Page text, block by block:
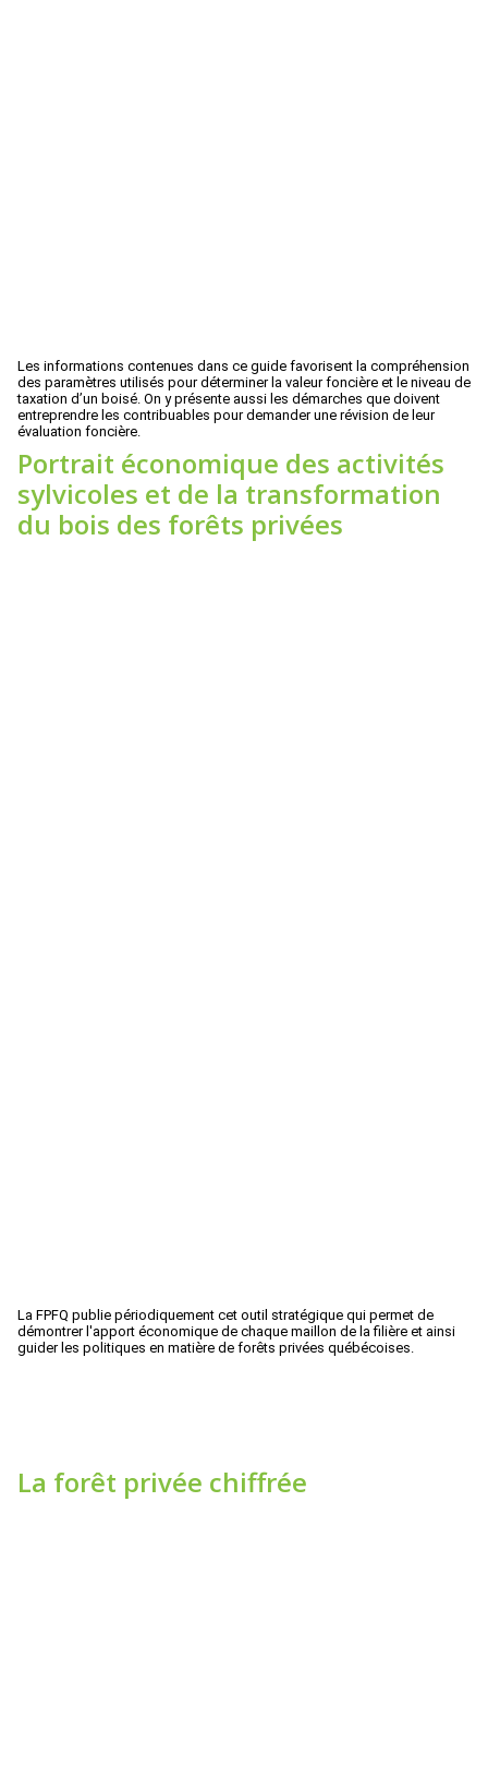
Les informations contenues dans ce guide favorisent la compréhension
des paramètres utilisés pour déterminer la valeur foncière et le niveau de
taxation d’un boisé. On y présente aussi les démarches que doivent
entreprendre les contribuables pour demander une révision de leur
évaluation foncière.
Portrait économique des activités
sylvicoles et de la transformation
du bois des forêts privées
La FPFQ publie périodiquement cet outil stratégique qui permet de
démontrer l'apport économique de chaque maillon de la filière et ainsi
guider les politiques en matière de forêts privées québécoises.
La forêt privée chiffrée